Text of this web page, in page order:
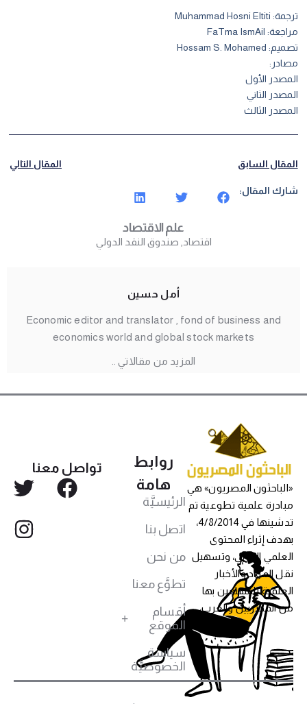
ترجمة: Muhammad Hosni Eltiti
مراجعة: FaTma IsmAil
تصميم: Hossam S. Mohamed
مصادر:
المصدر الأول
المصدر الثاني
المصدر الثالث
المقال السابق المقال التالي
شارك المقال:
علم الاقتصاد
اقتصاد صندوق النقد الدولي
أمل حسين
Economic editor and translator , fond of business and
economics world and global stock markets
المزيد من مقالاتي ..
«الباحثون المصريون» هي
مبادرة علمية تطوعية تم
تدشينها في 4/8/2014،
بهدف إثراء المحتوى
العلمي العربي، وتسهيل
نقل المواد والأخبار
العلمية للمهتمين بها
من المصريين والعرب،
روابط
هامة
الرئيسيَّة
اتصل بنا
من نحن
تطوَّع معنا
أقسام
الموقع
سياسة
الخصوصيَّة
تواصل معنا